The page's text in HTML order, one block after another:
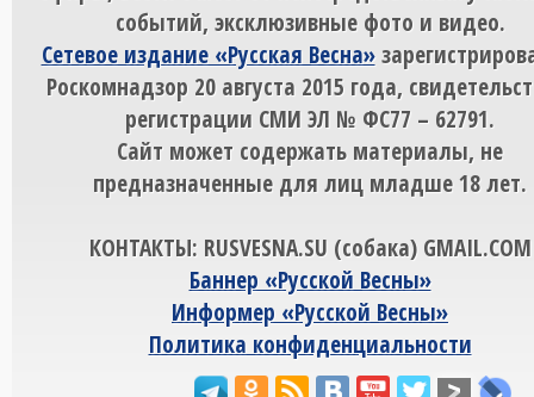
событий, эксклюзивные фото и видео.
Сетевое издание «Русская Весна»
Роскомнадзор 20 августа 2015 года,
регистрации СМИ ЭЛ № ФС77 – 62791.
Сайт может содержать материалы, не
предназначенные для лиц младше 18 лет.
КОНТАКТЫ: RUSVESNA.SU (собака) GMAIL.COM
Баннер «Русской Весны»
Информер «Русской Весны»
Политика конфиденциальности